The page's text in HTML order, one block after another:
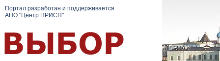
Портал разработан и поддерживается
АНО "Центр ПРИСП"